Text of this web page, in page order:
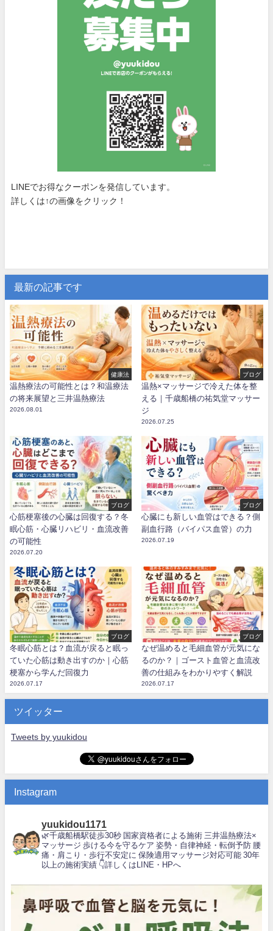
LINEでお得なクーポンを発信しています。
詳しくは↑の画像をクリック！
最新の記事です
健康法
温熱療法の可能性とは？和温療法
の将来展望と三井温熱療法
2026.08.01
ブログ
温熱×マッサージで冷えた体を整
える｜千歳船橋の祐気堂マッサー
ジ
2026.07.25
ブログ
心筋梗塞後の心臓は回復する？冬
眠心筋・心臓リハビリ・血流改善
の可能性
2026.07.20
ブログ
心臓にも新しい血管はできる？側
副血行路（バイパス血管）の力
2026.07.19
ブログ
冬眠心筋とは？血流が戻ると眠っ
ていた心筋は動き出すのか｜心筋
梗塞から学んだ回復力
2026.07.17
ブログ
なぜ温めると毛細血管が元気にな
るのか？｜ゴースト血管と血流改
善の仕組みをわかりやすく解説
2026.07.17
ツイッター
Tweets by yuukidou
Instagram
yuukidou1171
🌿千歳船橋駅徒歩30秒 国家資格者による施術 三井温熱療法×
マッサージ 歩ける今を守るケア 姿勢・自律神経・転倒予防 腰
痛・肩こり・歩行不安定に 保険適用マッサージ対応可能 30年
以上の施術実績 👇詳しくはLINE・HPへ